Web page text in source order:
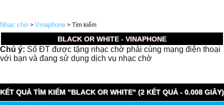
Nhạc chờ > Vinaphone > Tìm kiếm
BLACK OR WHITE - VINAPHONE
Chú ý: Số ĐT được tặng nhạc chờ phải cùng mạng điện thoại
với bạn và đang sử dụng dịch vụ nhạc chờ
KẾT QUẢ TÌM KIẾM "BLACK OR WHITE" (2 KẾT QUẢ - 0.008 GIÂY)